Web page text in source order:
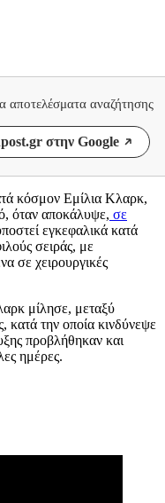
αποτελέσματα αναζήτησης
στην Google
κόσμον Εμίλια Κλαρκ,
όταν αποκάλυψε, σε
εγκεφαλικά κατά
σειράς, με
σε χειρουργικές
μίλησε, μεταξύ
κατά την οποία κινδύνεψε
προβλήθηκαν και
ημέρες.